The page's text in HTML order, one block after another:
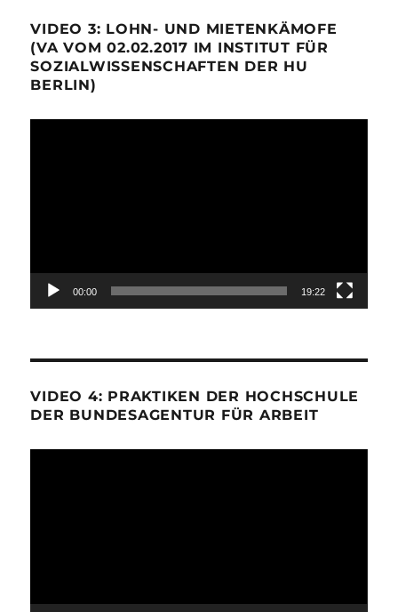
VIDEO 3: LOHN- UND MIETENKÄMOFE
(VA VOM 02.02.2017 IM INSTITUT FÜR
SOZIALWISSENSCHAFTEN DER HU
BERLIN)
00:00 19:22
VIDEO 4: PRAKTIKEN DER HOCHSCHULE
DER BUNDESAGENTUR FÜR ARBEIT